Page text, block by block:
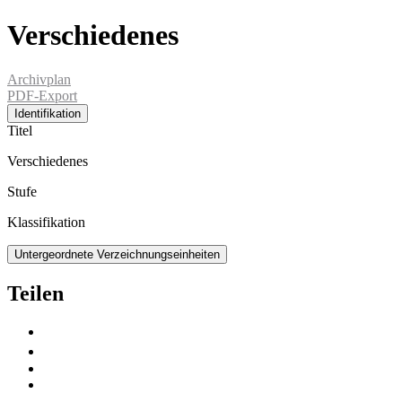
Verschiedenes
Archivplan
PDF-Export
Identifikation
Titel
Verschiedenes
Stufe
Klassifikation
Untergeordnete Verzeichnungseinheiten
Teilen